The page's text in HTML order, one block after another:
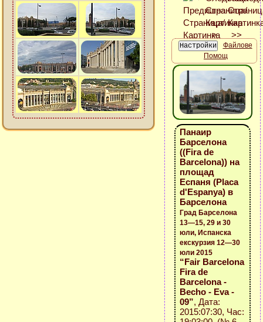
Файлове
Помощ
Панаир
Барселона
((Fira de
Barcelona)) на
площад
Еспаня (Placa
d'Espanya) в
Барселона
Град Барселона
13—15, 29 и 30
юли, Испанска
екскурзия 12—30
юли 2015
“Fair Barcelona
Fira de
Barcelona -
Becho - Eva -
09”, Дата:
2015:07:30, Час: